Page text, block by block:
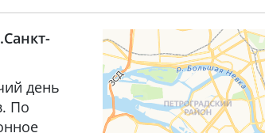
день
По